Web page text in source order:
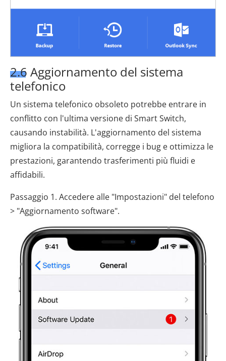
2.6 Aggiornamento del sistema
telefonico
Un sistema telefonico obsoleto potrebbe entrare in
conflitto con l'ultima versione di Smart Switch,
causando instabilità. L'aggiornamento del sistema
migliora la compatibilità, corregge i bug e ottimizza le
prestazioni, garantendo trasferimenti più fluidi e
affidabili.
Passaggio 1. Accedere alle "Impostazioni" del telefono
> "Aggiornamento software".